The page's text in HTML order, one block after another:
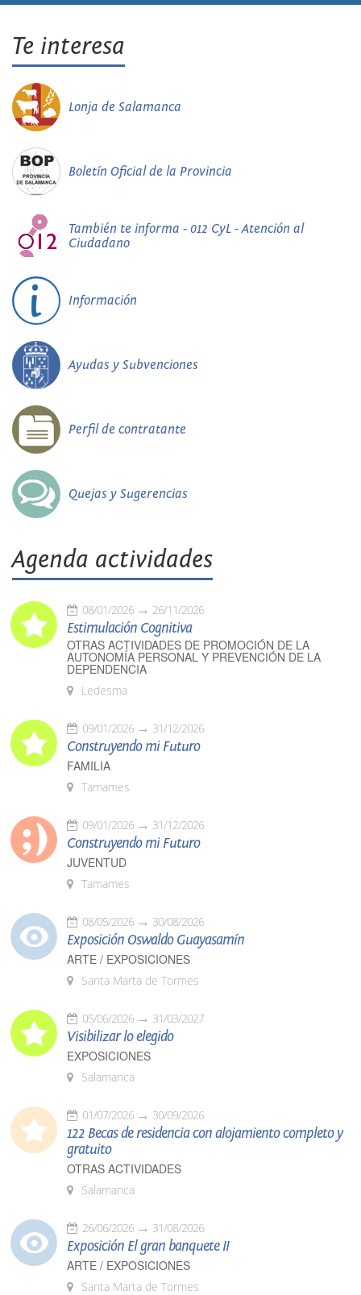
Te interesa
Lonja de Salamanca
Boletín Oficial de la Provincia
También te informa - 012 CyL - Atención al
Ciudadano
Información
Ayudas y Subvenciones
Perfil de contratante
Quejas y Sugerencias
Agenda actividades
08/01/2026 26/11/2026
Estimulación Cognitiva
OTRAS ACTIVIDADES DE PROMOCIÓN DE LA
AUTONOMÍA PERSONAL Y PREVENCIÓN DE LA
DEPENDENCIA
Ledesma
09/01/2026 31/12/2026
Construyendo mi Futuro
FAMILIA
Tamames
09/01/2026 31/12/2026
Construyendo mi Futuro
JUVENTUD
Tamames
08/05/2026 30/08/2026
Exposición Oswaldo Guayasamín
ARTE / EXPOSICIONES
Santa Marta de Tormes
05/06/2026 31/03/2027
Visibilizar lo elegido
EXPOSICIONES
Salamanca
01/07/2026 30/09/2026
122 Becas de residencia con alojamiento completo y
gratuito
OTRAS ACTIVIDADES
Salamanca
26/06/2026 31/08/2026
Exposición El gran banquete II
ARTE / EXPOSICIONES
Santa Marta de Tormes